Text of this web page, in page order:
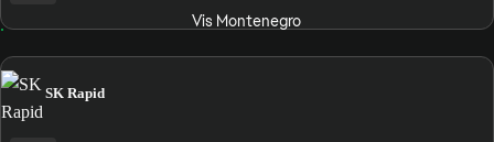
Vis Montenegro
SK Rapid